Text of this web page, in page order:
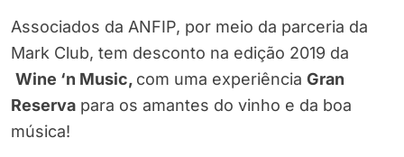
Associados da ANFIP, por meio da parceria da
Mark Club, tem desconto na edição 2019 da
Wine ‘n Music, com uma experiência Gran
Reserva para os amantes do vinho e da boa
música!